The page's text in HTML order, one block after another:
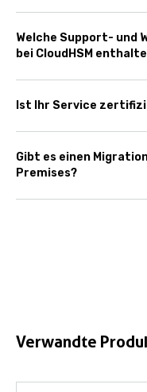
Welche Support- und
bei CloudHSM
Ist Ihr Service
Gibt es einen
Premises?
Verwandte